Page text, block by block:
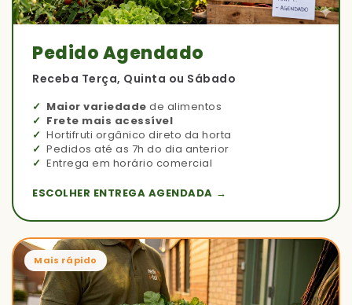
Pedido Agendado
Receba Terça, Quinta ou Sábado
Maior variedade de alimentos
Frete mais acessível
Hortifruti orgânico direto da horta
Pedidos até as 7h do dia anterior
Entrega em horário comercial
ESCOLHER ENTREGA AGENDADA →
Mais rápido